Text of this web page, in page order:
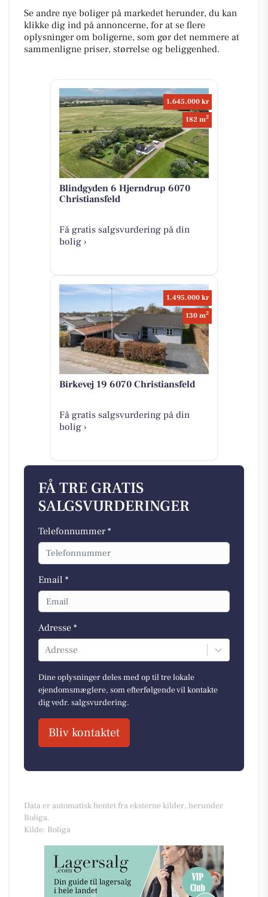
Se andre nye boliger på markedet herunder, du kan
klikke dig ind på annoncerne, for at se flere
oplysninger om boligerne, som gør det nemmere at
sammenligne priser, størrelse og beliggenhed.
1.645.000 kr
182 m2
Blindgyden 6 Hjerndrup 6070
Christiansfeld
Få gratis salgsvurdering på din
bolig ›
1.495.000 kr
130 m2
Birkevej 19 6070 Christiansfeld
Få gratis salgsvurdering på din
bolig ›
FÅ TRE GRATIS
SALGSVURDERINGER
Telefonnummer *
Email *
Adresse *
Adresse
Dine oplysninger deles med op til tre lokale
ejendomsmæglere, som efterfølgende vil kontakte
dig vedr. salgsvurdering.
Bliv kontaktet
Data er automatisk hentet fra eksterne kilder, herunder
Boliga.
Kilde: Boliga